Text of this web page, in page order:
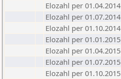
Elozahl per 01.04.2014
Elozahl per 01.07.2014
Elozahl per 01.10.2014
Elozahl per 01.01.2015
Elozahl per 01.04.2015
Elozahl per 01.07.2015
Elozahl per 01.10.2015